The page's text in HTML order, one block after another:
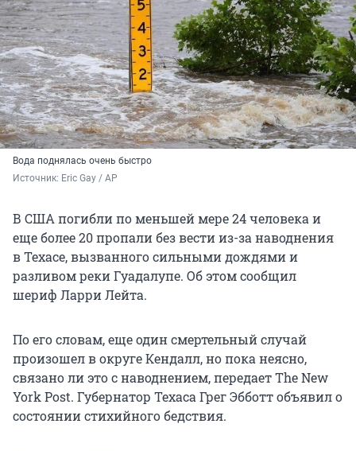
Вода поднялась очень быстро
Источник: Eric Gay / AP
В США погибли по меньшей мере 24 человека и
еще более 20 пропали без вести из-за наводнения
в Техасе, вызванного сильными дождями и
разливом реки Гуадалупе. Об этом сообщил
шериф Ларри Лейта.
По его словам, еще один смертельный случай
произошел в округе Кендалл, но пока неясно,
связано ли это с наводнением, передает The New
York Post. Губернатор Техаса Грег Эбботт объявил о
состоянии стихийного бедствия.